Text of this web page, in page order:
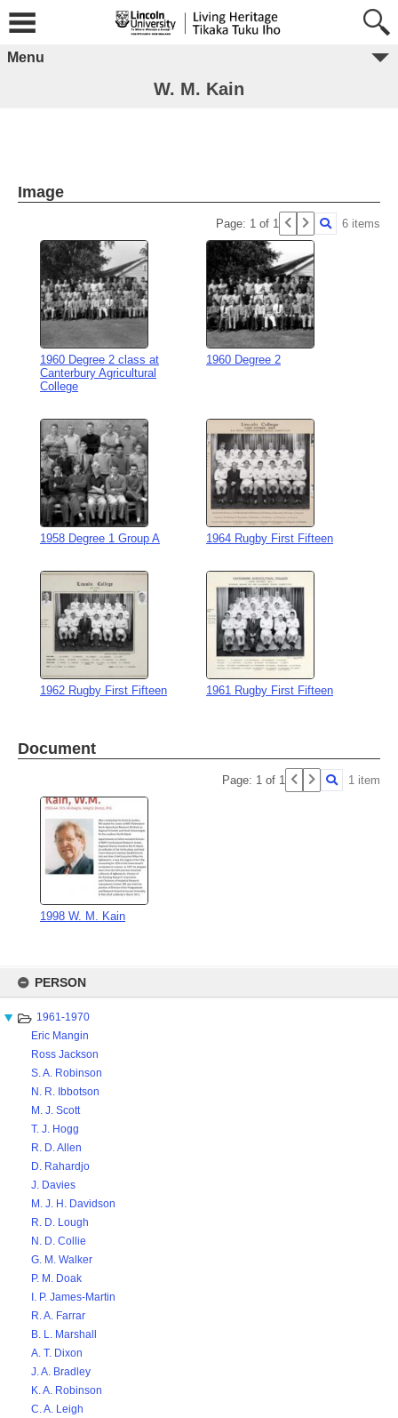
content
PERSON
1961-1970
Eric Mangin
Ross Jackson
S. A. Robinson
N. R. Ibbotson
M. J. Scott
T. J. Hogg
R. D. Allen
D. Rahardjo
J. Davies
M. J. H. Davidson
R. D. Lough
N. D. Collie
G. M. Walker
P. M. Doak
I. P. James-Martin
R. A. Farrar
B. L. Marshall
A. T. Dixon
J. A. Bradley
K. A. Robinson
C. A. Leigh
Menu
W. M. Kain
Image
Page: 1 of 1 6 items
1960 Degree 2 class at
Canterbury Agricultural
College
1960 Degree 2
1958 Degree 1 Group A 1964 Rugby First Fifteen
1962 Rugby First Fifteen 1961 Rugby First Fifteen
Document
Page: 1 of 1 1 item
1998 W. M. Kain